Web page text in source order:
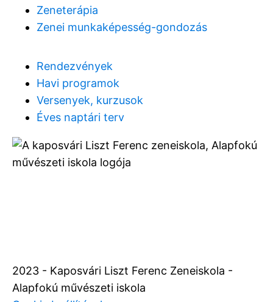
Zeneterápia
Zenei munkaképesség-gondozás
Rendezvények
Havi programok
Versenyek, kurzusok
Éves naptári terv
2023 - Kaposvári Liszt Ferenc Zeneiskola -
Alapfokú művészeti iskola